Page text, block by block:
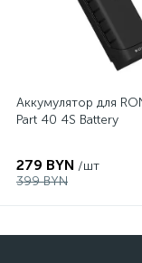
Аккумулятор для
Part 40 4S Battery
279 BYN /шт
399 BYN